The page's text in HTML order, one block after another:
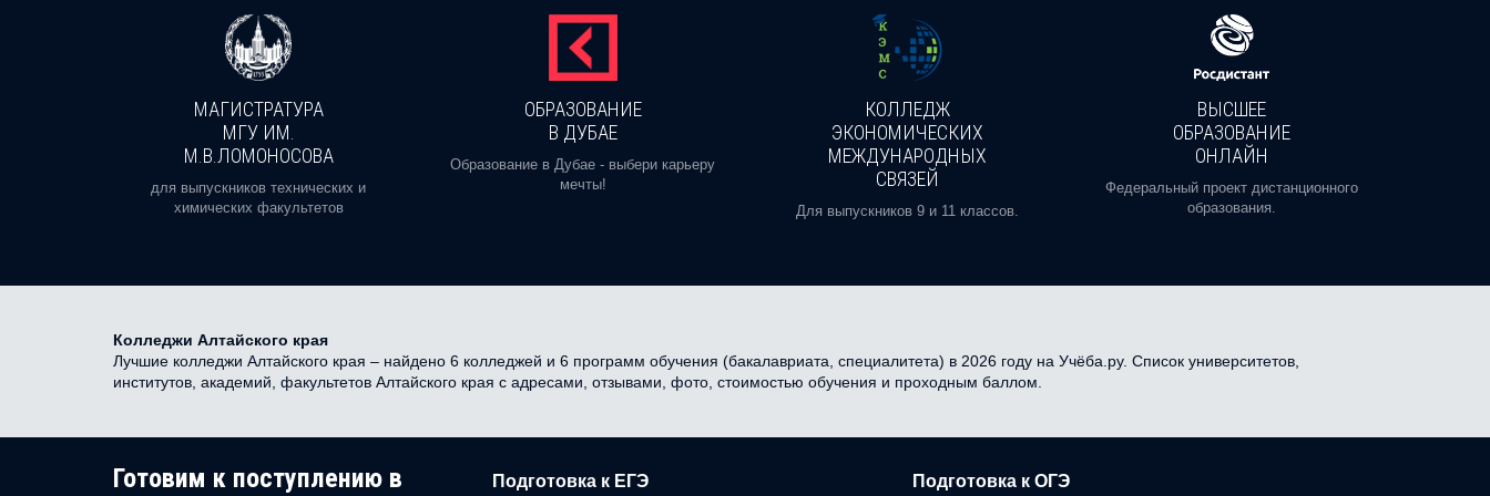
МАГИСТРАТУРА
МГУ ИМ.
М.В.ЛОМОНОСОВА
для выпускников технических и
химических факультетов
ОБРАЗОВАНИЕ
В ДУБАЕ
Образование в Дубае - выбери карьеру
мечты!
КОЛЛЕДЖ
ЭКОНОМИЧЕСКИХ
МЕЖДУНАРОДНЫХ
СВЯЗЕЙ
Для выпускников 9 и 11 классов.
ВЫСШЕЕ
ОБРАЗОВАНИЕ
ОНЛАЙН
Федеральный проект дистанционного
образования.
Колледжи Алтайского края
Лучшие колледжи Алтайского края – найдено 6 колледжей и 6 программ обучения (бакалавриата, специалитета) в 2026 году на Учёба.ру. Список университетов,
институтов, академий, факультетов Алтайского края с адресами, отзывами, фото, стоимостью обучения и проходным баллом.
Готовим к поступлению в
Подготовка к ЕГЭ Подготовка к ОГЭ